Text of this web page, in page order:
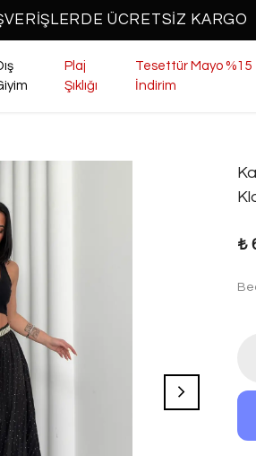
ÜCRETSİZ KARGO
Plaj
Şıklığı
Tesettür Mayo %15
İndirim
₺